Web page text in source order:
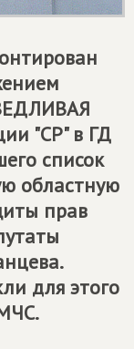
"СР" в ГД
список
областную
прав
для этого